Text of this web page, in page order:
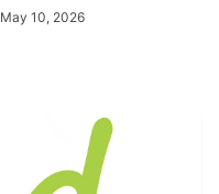
May 10, 2026